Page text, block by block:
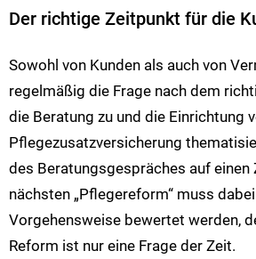
Der richtige Zeitpunkt für die
Sowohl von Kunden als auch von
regelmäßig die Frage nach dem
die Beratung zu und die Einrichtung
Pflegezusatzversicherung
des Beratungsgespräches auf einen
nächsten „Pflegereform“ muss
Vorgehensweise bewertet werden,
Reform ist nur eine Frage der Zeit.